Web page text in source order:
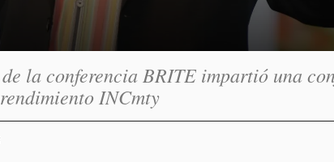
la conferencia BRITE impartió una
INCmty